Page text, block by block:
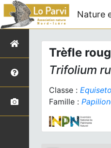
Nature
Trèfle
Trifolium
Classe :
Famille :